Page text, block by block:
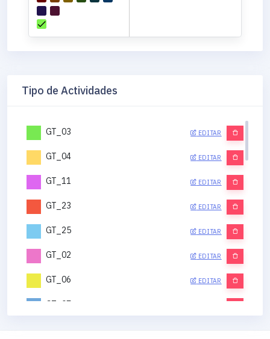
Tipo de Actividades
GT_03 EDITAR
GT_04 EDITAR
GT_11 EDITAR
GT_23 EDITAR
GT_25 EDITAR
GT_02 EDITAR
GT_06 EDITAR
GT_07